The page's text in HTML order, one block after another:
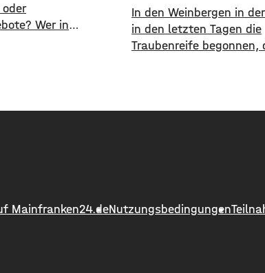
Wer in
neue digitale
Schülerzahlen, die
In den Weinbergen in
in den letzten Tagen die
Traubenreife begonnen,
den Rotweinsorten:
Weißweinsorten noch
aber färben sich die
Mainfranken24.deNutzungsbedingungen